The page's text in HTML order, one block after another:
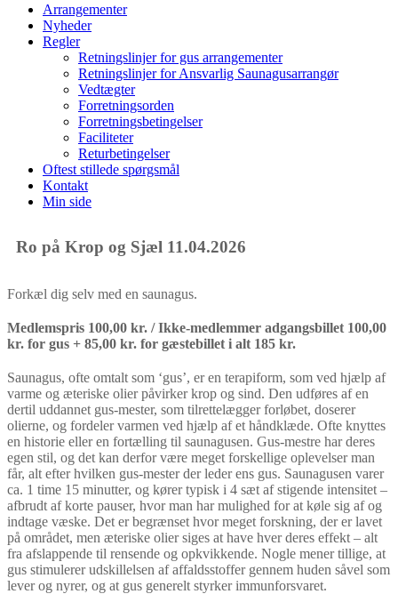
Arrangementer
Nyheder
Regler
Retningslinjer for gus arrangementer
Retningslinjer for Ansvarlig Saunagusarrangør
Vedtægter
Forretningsorden
Forretningsbetingelser
Faciliteter
Returbetingelser
Oftest stillede spørgsmål
Kontakt
Min side
Ro på Krop og Sjæl 11.04.2026
Forkæl dig selv med en saunagus.
Medlemspris 100,00 kr. / Ikke-medlemmer adgangsbillet 100,00
kr. for gus + 85,00 kr. for gæstebillet i alt 185 kr.
Saunagus, ofte omtalt som ‘gus’, er en terapiform, som ved hjælp af
varme og æteriske olier påvirker krop og sind. Den udføres af en
dertil uddannet gus-mester, som tilrettelægger forløbet, doserer
olierne, og fordeler varmen ved hjælp af et håndklæde. Ofte knyttes
en historie eller en fortælling til saunagusen. Gus-mestre har deres
egen stil, og det kan derfor være meget forskellige oplevelser man
får, alt efter hvilken gus-mester der leder ens gus. Saunagusen varer
ca. 1 time 15 minutter, og kører typisk i 4 sæt af stigende intensitet –
afbrudt af korte pauser, hvor man har mulighed for at køle sig af og
indtage væske. Det er begrænset hvor meget forskning, der er lavet
på området, men æteriske olier siges at have hver deres effekt – alt
fra afslappende til rensende og opkvikkende. Nogle mener tillige, at
gus stimulerer udskillelsen af affaldsstoffer gennem huden såvel som
lever og nyrer, og at gus generelt styrker immunforsvaret.